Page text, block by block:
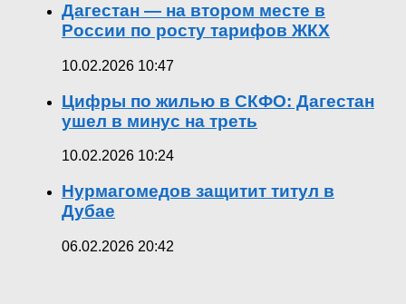
Дагестан — на втором месте в
России по росту тарифов ЖКХ
10.02.2026 10:47
Цифры по жилью в СКФО: Дагестан
ушел в минус на треть
10.02.2026 10:24
Нурмагомедов защитит титул в
Дубае
06.02.2026 20:42